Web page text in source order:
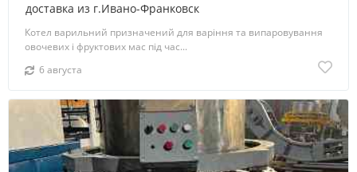
доставка из г.Ивано-Франковск
Котел варильний призначений для варіння та випаровування
овочевих і фруктових мас під час...
6 августа